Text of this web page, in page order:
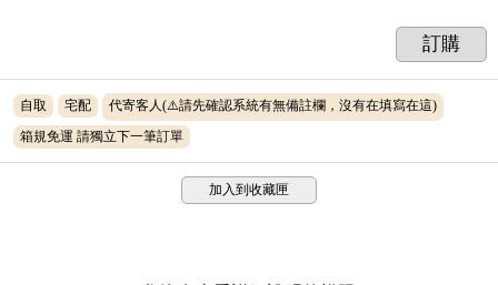
訂購
自取 宅配
代寄客人(⚠️請先確認系統有無備註欄，沒有在填寫在這)
箱規免運 請獨立下一筆訂單
加入到收藏匣